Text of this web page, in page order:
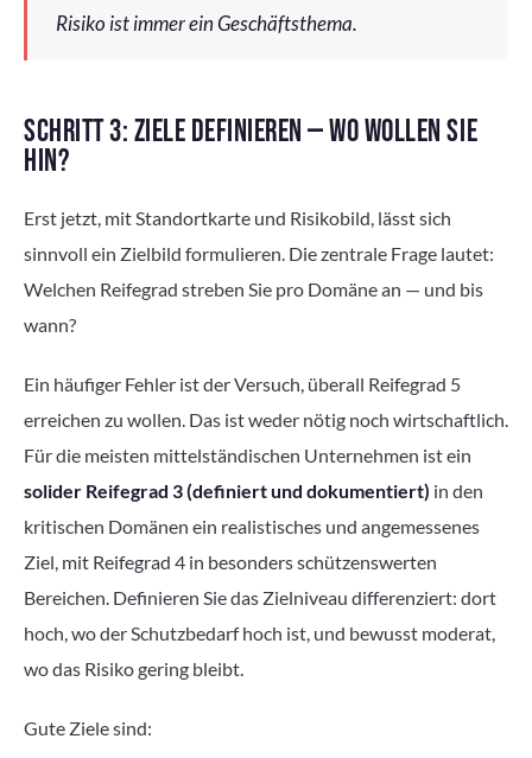
Risiko ist immer ein Geschäftsthema.
SCHRITT 3: ZIELE DEFINIEREN — WO WOLLEN SIE
HIN?
Erst jetzt, mit Standortkarte und Risikobild, lässt sich
sinnvoll ein Zielbild formulieren. Die zentrale Frage lautet:
Welchen Reifegrad streben Sie pro Domäne an — und bis
wann?
Ein häufiger Fehler ist der Versuch, überall Reifegrad 5
erreichen zu wollen. Das ist weder nötig noch wirtschaftlich.
Für die meisten mittelständischen Unternehmen ist ein
solider Reifegrad 3 (definiert und dokumentiert) in den
kritischen Domänen ein realistisches und angemessenes
Ziel, mit Reifegrad 4 in besonders schützenswerten
Bereichen. Definieren Sie das Zielniveau differenziert: dort
hoch, wo der Schutzbedarf hoch ist, und bewusst moderat,
wo das Risiko gering bleibt.
Gute Ziele sind: